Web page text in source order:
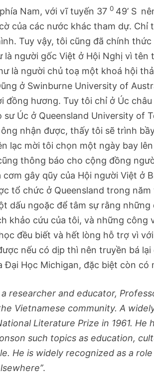
Nam, với vĩ tuyến 370 49’ S
của các nước khác tham dự. Chỉ
Tuy vậy, tôi cũng đã chính
người gốc Việt ở Hội Nghị vì tên
là người chủ toạ một khoá hội
ở Swinburne University of
đồng hương. Tuy tôi chỉ ở Úc
Úc ở Queensland University of
nhận được, thấy tôi sẽ trình
lạc mời tôi chọn một ngày bay
thông báo cho cộng đồng
gây qũy của Hội người Việt ở
tổ chức ở Queensland trong
dấu ngoặc để tâm sự rằng
khảo cứu của tôi, và những công
đều biết và hết lòng hỗ trợ vì
nếu có dịp thì nên truyền bá
Học Michigan, đặc biệt còn có
a researcher and educator,
Vietnamese community. A
Literature Prize in 1961. He
such topics as education,
He is widely recognized as a
.